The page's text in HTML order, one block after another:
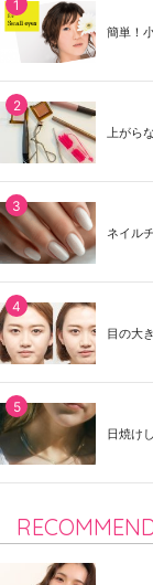
簡単！
上がら
ネイル
目の大
日焼け